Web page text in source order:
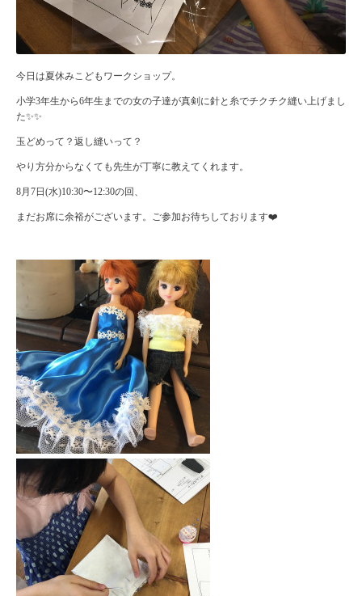
今日は夏休みこどもワークショップ。
小学3年生から6年生までの女の子達が真剣に針と糸でチクチク縫い上げまし
た✨✨
玉どめって？返し縫いって？
やり方分からなくても先生が丁寧に教えてくれます。
8月7日(水)10:30〜12:30の回、
まだお席に余裕がございます。ご参加お待ちしております❤️